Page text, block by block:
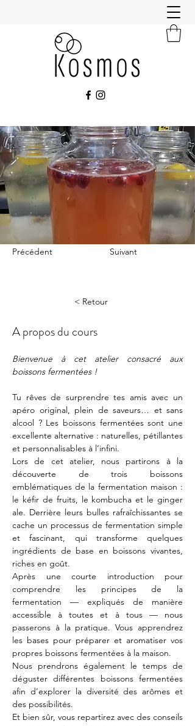
Précédent Suivant
< Retour
A propos du cours
Bienvenue à cet atelier consacré aux
boissons fermentées !
Tu rêves de surprendre tes amis avec un
apéro original, plein de saveurs… et sans
alcool ? Les boissons fermentées sont une
excellente alternative : naturelles, pétillantes
et personnalisables à l’infini.
Lors de cet atelier, nous partirons à la
découverte de trois boissons
emblématiques de la fermentation maison :
le kéfir de fruits, le kombucha et le ginger
ale. Derrière leurs bulles rafraîchissantes se
cache un processus de fermentation simple
et fascinant, qui transforme quelques
ingrédients de base en boissons vivantes,
riches en goût.
Après une courte introduction pour
comprendre les principes de la
fermentation — expliqués de manière
accessible à toutes et à tous — nous
passerons à la pratique. Vous apprendrez
les bases pour préparer et aromatiser vos
propres boissons fermentées à la maison.
Nous prendrons également le temps de
déguster différentes boissons fermentées
afin d’explorer la diversité des arômes et
des possibilités.
Et bien sûr, vous repartirez avec des conseils